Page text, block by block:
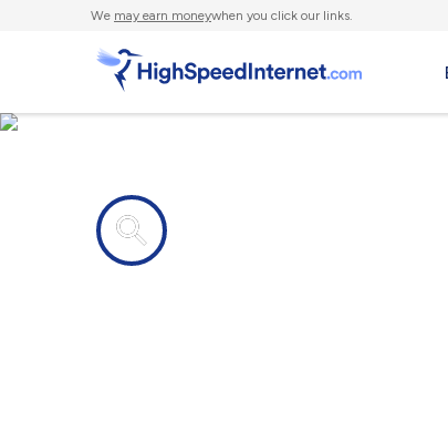
We may earn moneywhen you click our links.